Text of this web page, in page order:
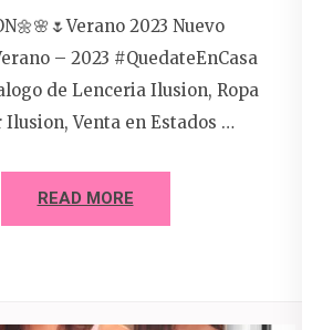
2023 Nuevo
– 2023 #QuedateEnCasa
de Lenceria Ilusion, Ropa
Venta en Estados …
READ MORE